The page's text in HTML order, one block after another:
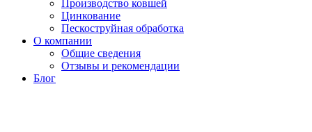
Производство ковшей
Цинкование
Пескоструйная обработка
О компании
Общие сведения
Отзывы и рекомендации
Блог